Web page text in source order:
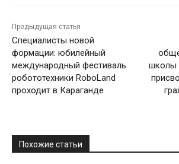
Предыдущая статья
Специалисты новой
формации: юбилейный
международный фестиваль
робототехники RoboLand
проходит в Караганде
школы
Похожие статьи